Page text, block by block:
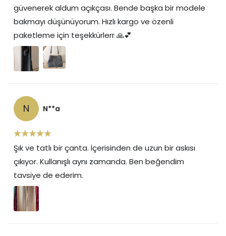
güvenerek aldum açıkçası. Bende başka bir modele
bakmayı düşünüyorum. Hızlı kargo ve özenli
paketleme için teşekkürlerr 🙏💕
N N**a
Şık ve tatlı bir çanta. İçerisinden de uzun bir askısı
çıkıyor. Kullanışlı aynı zamanda. Ben beğendim
tavsiye de ederim.